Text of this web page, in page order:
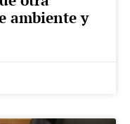
ambiente y